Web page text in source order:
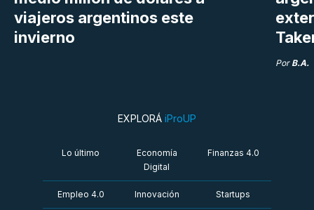
viajeros argentinos este
invierno
Por B.A.
EXPLORÁ iProUP
Lo último
Economía
Digital
Finanzas 4.0
Empleo 4.0 Innovación Startups